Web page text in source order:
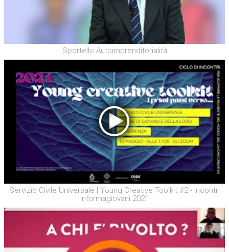
Sportello Autoimprenditorialità
Servizio Civile Universale | Young Creative Toolkit #2 - Incontri
Informagiovani 2021